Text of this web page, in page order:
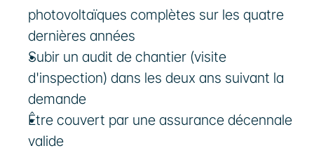
photovoltaïques complètes sur les quatre
dernières années
Subir un audit de chantier (visite
d'inspection) dans les deux ans suivant la
demande
Être couvert par une assurance décennale
valide